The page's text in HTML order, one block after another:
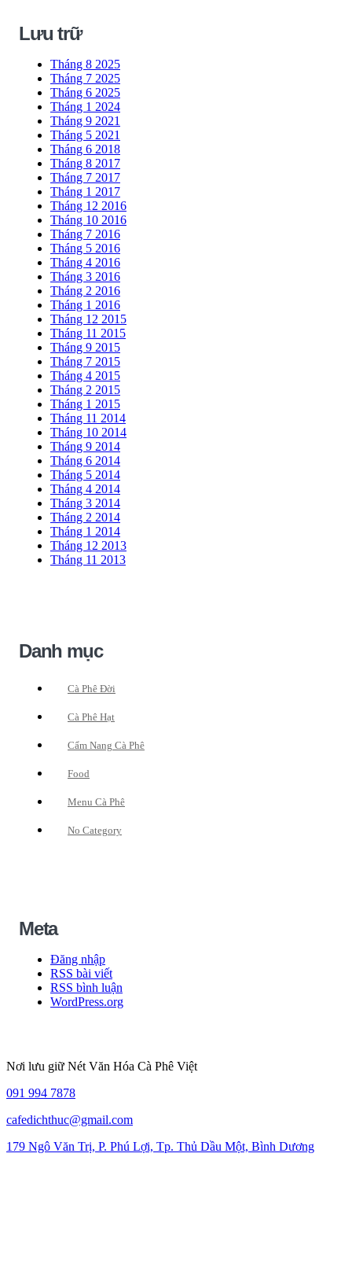
Lưu trữ
Tháng 8 2025
Tháng 7 2025
Tháng 6 2025
Tháng 1 2024
Tháng 9 2021
Tháng 5 2021
Tháng 6 2018
Tháng 8 2017
Tháng 7 2017
Tháng 1 2017
Tháng 12 2016
Tháng 10 2016
Tháng 7 2016
Tháng 5 2016
Tháng 4 2016
Tháng 3 2016
Tháng 2 2016
Tháng 1 2016
Tháng 12 2015
Tháng 11 2015
Tháng 9 2015
Tháng 7 2015
Tháng 4 2015
Tháng 2 2015
Tháng 1 2015
Tháng 11 2014
Tháng 10 2014
Tháng 9 2014
Tháng 6 2014
Tháng 5 2014
Tháng 4 2014
Tháng 3 2014
Tháng 2 2014
Tháng 1 2014
Tháng 12 2013
Tháng 11 2013
Danh mục
Cà Phê Đời
Cà Phê Hạt
Cẩm Nang Cà Phê
Food
Menu Cà Phê
No Category
Meta
Đăng nhập
RSS bài viết
RSS bình luận
WordPress.org
Nơi lưu giữ Nét Văn Hóa Cà Phê Việt
091 994 7878
cafedichthuc@gmail.com
179 Ngô Văn Trị, P. Phú Lợi, Tp. Thủ Dầu Một, Bình Dương